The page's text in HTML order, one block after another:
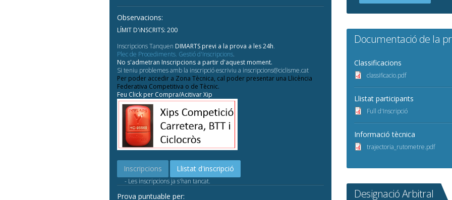
Observacions:
LÍMIT D'iNSCRITS: 200
Inscripcions Tanquen DIMARTS previ a la prova a les 24h.
Plec de Procediments. Gestió d'Inscripcions.
No s'admetran Inscripcions a partir d'aquest moment.
Si teniu problemes amb la inscripció escriviu a inscripcions@ciclisme.cat
Per poder accedir a Zona Tècnica, cal poder presentar una Llicència
Federativa Competitiva o de Tècnic.
Feu Click per Compra/Acitivar Xip
Inscripcions Llistat d'inscripció
- Les inscripcions ja s'han tancat.
Prova puntuable per:
Documentació de la
Classificacions
classificacio.pdf
Llistat participants
Full d'Inscripció
Informació tècnica
trajectoria_rutometre.pdf
Designació Arbitral